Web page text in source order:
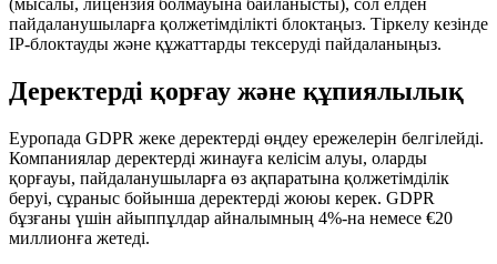
пайдаланушыларға қолжетімділікті блоктаңыз. Тіркелу кезінде
IP-блоктауды және құжаттарды тексеруді пайдаланыңыз.
Деректерді қорғау және құпиялылық
Еуропада GDPR жеке деректерді өңдеу ережелерін белгілейді.
Компаниялар деректерді жинауға келісім алуы, оларды
қорғауы, пайдаланушыларға өз ақпаратына қолжетімділік
беруі, сұраныс бойынша деректерді жоюы керек. GDPR
бұзғаны үшін айыппұлдар айналымның 4%-на немесе €20
миллионға жетеді.